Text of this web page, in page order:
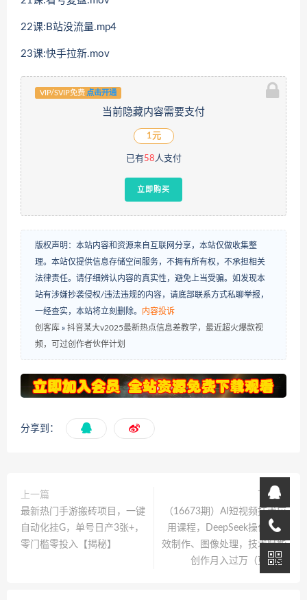
22课:B站没流量.mp4
23课:快手拉新.mov
VIP/SVIP免费 点击开通
当前隐藏内容需要支付
1元
已有 58人支付
立即购买
版权声明：本站内容和资源来自互联网分享，本站仅做收集整
理。本站仅提供信息存储空间服务，不拥有所有权，不承担相关
法律责任。请仔细辨认内容的真实性，避免上当受骗。如发现本
站有涉嫌抄袭侵权/违法违规的内容，请底部联系方式私聊举报，
一经查实，本站将立刻删除。
内容投诉
创客库 » 抖音某大v2025最新热点信息差教学，最近超火爆款视
频，可过创作者伙伴计划
分享到：
上一篇
最新热门手游搬砖项目，一键
自动化挂G，单号日产3张+，
零门槛零投入【揭秘】
下一篇
（16673期）AI短视频技术应
用课程，DeepSeek操作、特
效制作、图像处理，技术赋能
创作月入过万（更新）